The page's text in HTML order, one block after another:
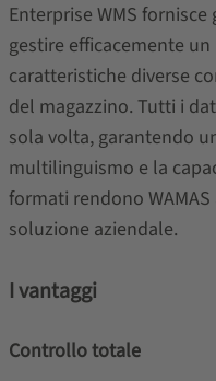
Enterprise WMS
gestire efficacemente
caratteristiche diverse
del magazzino. Tutti i
sola volta, garantendo
multilinguismo e la
formati rendono
soluzione aziendale.
I vantaggi
Controllo totale